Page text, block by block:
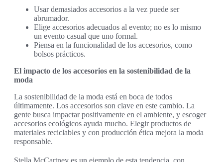
Usar demasiados accesorios a la vez puede ser
abrumador.
Elige accesorios adecuados al evento; no es lo mismo
un evento casual que uno formal.
Piensa en la funcionalidad de los accesorios, como
bolsos prácticos.
El impacto de los accesorios en la sostenibilidad de la
moda
La sostenibilidad de la moda está en boca de todos
últimamente. Los accesorios son clave en este cambio. La
gente busca impactar positivamente en el ambiente, y escoger
accesorios ecológicos ayuda mucho. Elegir productos de
materiales reciclables y con producción ética mejora la moda
responsable.
Stella McCartney es un ejemplo de esta tendencia, con